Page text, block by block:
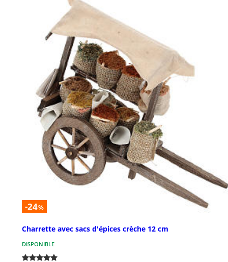
-24%
Charrette avec sacs d'épices crèche 12 cm
DISPONIBLE